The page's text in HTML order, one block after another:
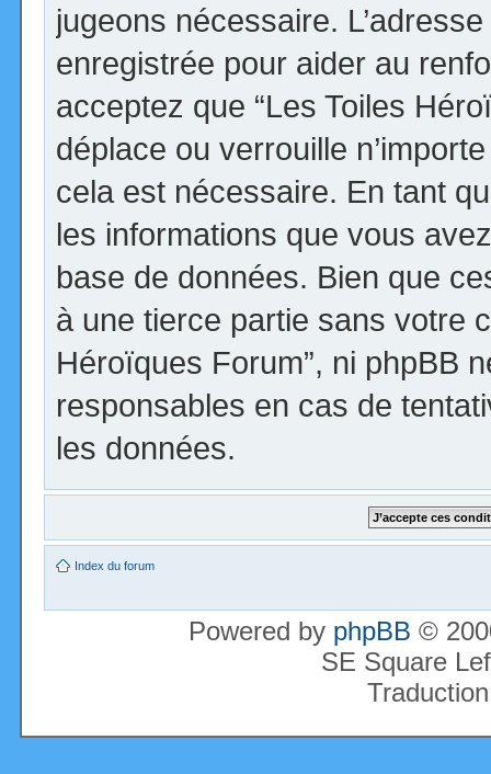
jugeons nécessaire.
enregistrée pour aider au
acceptez que “Les Toiles
déplace ou verrouille
cela est nécessaire. En tant
les informations que vous
base de données. Bien que
à une tierce partie sans votre
Héroïques Forum”, ni phpBB
responsables en cas de
les données.
Index du forum
Powered by phpBB ©
SE Square